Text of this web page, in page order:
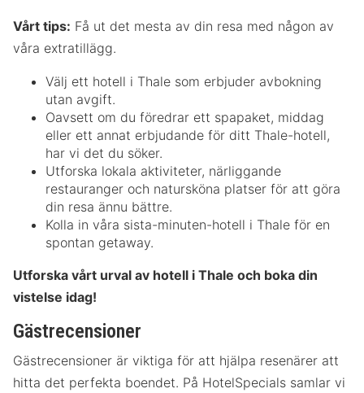
Vårt tips: Få ut det mesta av din resa med någon av
våra extratillägg.
Välj ett hotell i Thale som erbjuder avbokning
utan avgift.
Oavsett om du föredrar ett spapaket, middag
eller ett annat erbjudande för ditt Thale-hotell,
har vi det du söker.
Utforska lokala aktiviteter, närliggande
restauranger och natursköna platser för att göra
din resa ännu bättre.
Kolla in våra sista-minuten-hotell i Thale för en
spontan getaway.
Utforska vårt urval av hotell i Thale och boka din
vistelse idag!
Gästrecensioner
Gästrecensioner är viktiga för att hjälpa resenärer att
hitta det perfekta boendet. På HotelSpecials samlar vi